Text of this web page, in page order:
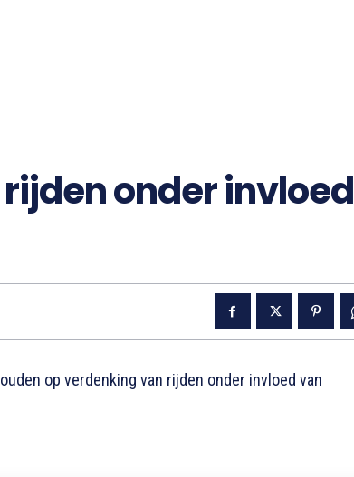
onder invloed
op verdenking van rijden onder invloed van